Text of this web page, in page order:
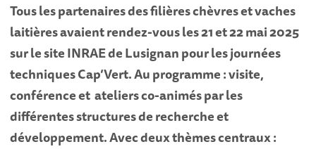
Tous les partenaires des filières chèvres et vaches
laitières avaient rendez-vous les 21 et 22 mai 2025
sur le site INRAE de Lusignan pour les journées
techniques Cap’Vert. Au programme : visite,
conférence et ateliers co-animés par les
différentes structures de recherche et
développement. Avec deux thèmes centraux :